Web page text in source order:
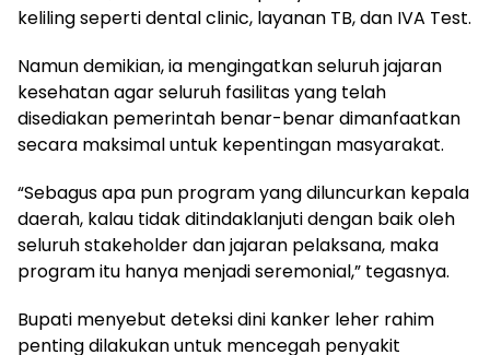
keliling seperti dental clinic, layanan TB, dan IVA Test.
Namun demikian, ia mengingatkan seluruh jajaran
kesehatan agar seluruh fasilitas yang telah
disediakan pemerintah benar-benar dimanfaatkan
secara maksimal untuk kepentingan masyarakat.
“Sebagus apa pun program yang diluncurkan kepala
daerah, kalau tidak ditindaklanjuti dengan baik oleh
seluruh stakeholder dan jajaran pelaksana, maka
program itu hanya menjadi seremonial,” tegasnya.
Bupati menyebut deteksi dini kanker leher rahim
penting dilakukan untuk mencegah penyakit